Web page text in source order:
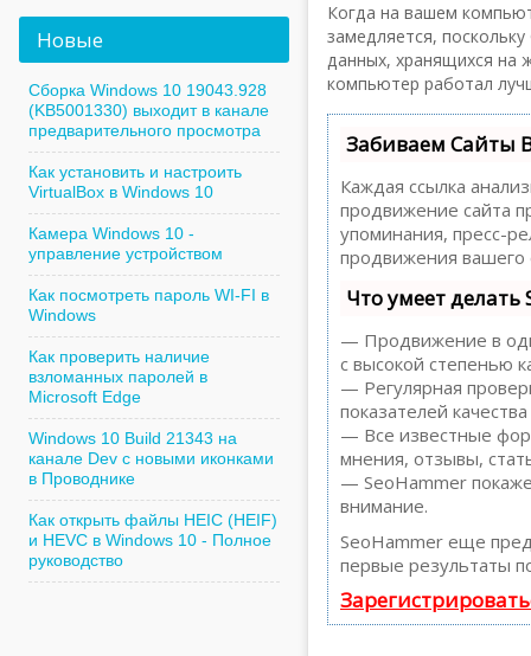
Когда на вашем
замедляется,
данных, хранящихся на
компьютер работал
Забиваем Сайты
Каждая ссылка
продвижение сайта
упоминания, пресс-
продвижения вашего
Что умеет делать
— Продвижение в
с высокой степенью
— Регулярная
показателей
— Все известные
мнения, отзывы,
— SeoHammer
внимание.
SeoHammer еще
первые результаты
Новые
Сборка Windows 10 19043.928
(KB5001330) выходит в канале
предварительного просмотра
Как установить и настроить
VirtualBox в Windows 10
Камера Windows 10 -
управление устройством
Как посмотреть пароль WI-FI в
Windows
Как проверить наличие
взломанных паролей в
Microsoft Edge
Windows 10 Build 21343 на
канале Dev с новыми иконками
в Проводнике
Как открыть файлы HEIC (HEIF)
и HEVC в Windows 10 - Полное
руководство